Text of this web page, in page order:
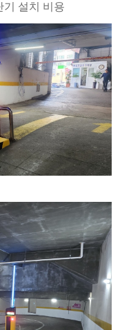
기 설치 비용